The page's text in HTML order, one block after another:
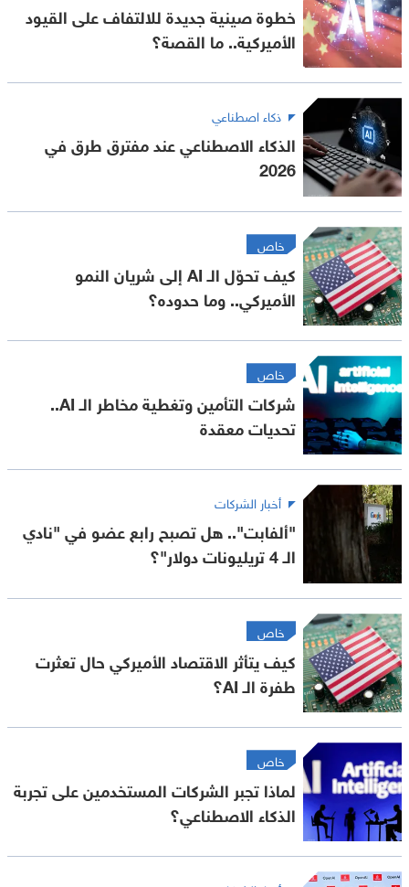
خطوة صينية جديدة للالتفاف على القيود
الأميركية.. ما القصة؟
ذكاء اصطناعي
الذكاء الاصطناعي عند مفترق طرق في
2026
خاص
كيف تحوّل الـ AI إلى شريان النمو
الأميركي.. وما حدوده؟
خاص
شركات التأمين وتغطية مخاطر الـ AI..
تحديات معقدة
أخبار الشركات
"ألفابت".. هل تصبح رابع عضو في "نادي
الـ 4 تريليونات دولار"؟
خاص
كيف يتأثر الاقتصاد الأميركي حال تعثرت
طفرة الـ AI؟
خاص
لماذا تجبر الشركات المستخدمين على تجربة
الذكاء الاصطناعي؟